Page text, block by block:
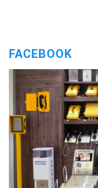
FACEBOOK